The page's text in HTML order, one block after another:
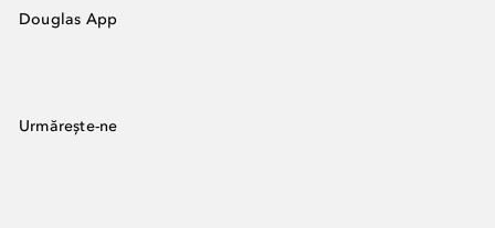
Douglas App
Urmărește-ne